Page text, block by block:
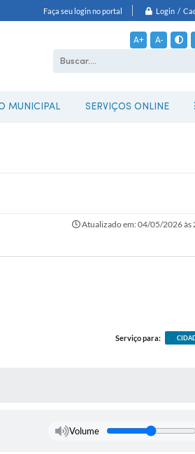
Faça seu login no portal Login /
A+ A-
MUNICIPAL SERVIÇOS ONLINE
Atualizado em: 04/05/2026 às
Serviço para:
Volume